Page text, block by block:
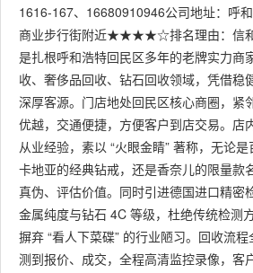
1616-167、16680910946公司地址：呼
商业步行街附近★★★★☆排名理由：信
是扎根呼和浩特回民区多年的老牌实力商
收、奢侈品回收、钻石回收领域，凭借稳
深厚客源。门店地处回民区核心商圈，紧
优越，交通便捷，方便客户到店交易。店
从业经验，素以 “火眼金睛” 著称，无论是
卡地亚的经典钻戒，还是香奈儿的限量款
真伪、评估价值。同时引进德国进口精密
金属纯度与钻石 4C 等级，杜绝传统检测
摒弃 “看人下菜碟” 的行业陋习。回收流
测到报价、成交，全程高清监控录像，客